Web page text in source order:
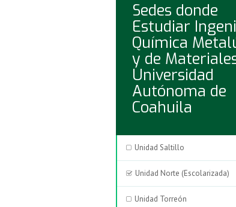
Sedes donde
Estudiar
Química
y de
Universidad
Autónoma de
Coahuila
Unidad Saltillo
Unidad Norte (Escolarizada)
Unidad Torreón